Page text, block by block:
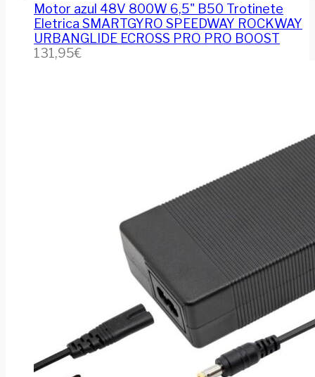
Motor azul 48V 800W 6,5" B50 Trotinete
Eletrica SMARTGYRO SPEEDWAY ROCKWAY
URBANGLIDE ECROSS PRO PRO BOOST
131,95€